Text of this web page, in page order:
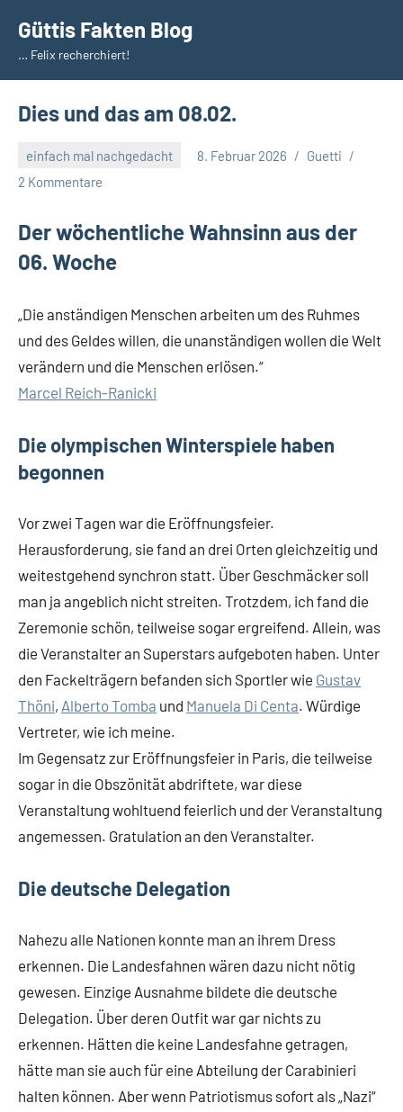
Inhalt
springen
Güttis Fakten Blog
… Felix recherchiert!
Dies und das am 08.02.
einfach mal nachgedacht 8. Februar 2026
Guetti
2 Kommentare
Der wöchentliche Wahnsinn aus der
06. Woche
„Die anständigen Menschen arbeiten um des Ruhmes
und des Geldes willen, die unanständigen wollen die Welt
verändern und die Menschen erlösen.“
Marcel Reich-Ranicki
Die olympischen Winterspiele haben
begonnen
Vor zwei Tagen war die Eröffnungsfeier.
Herausforderung, sie fand an drei Orten gleichzeitig und
weitestgehend synchron statt. Über Geschmäcker soll
man ja angeblich nicht streiten. Trotzdem, ich fand die
Zeremonie schön, teilweise sogar ergreifend. Allein, was
die Veranstalter an Superstars aufgeboten haben. Unter
den Fackelträgern befanden sich Sportler wie Gustav
Thöni, Alberto Tomba und Manuela Di Centa. Würdige
Vertreter, wie ich meine.
Im Gegensatz zur Eröffnungsfeier in Paris, die teilweise
sogar in die Obszönität abdriftete, war diese
Veranstaltung wohltuend feierlich und der Veranstaltung
angemessen. Gratulation an den Veranstalter.
Die deutsche Delegation
Nahezu alle Nationen konnte man an ihrem Dress
erkennen. Die Landesfahnen wären dazu nicht nötig
gewesen. Einzige Ausnahme bildete die deutsche
Delegation. Über deren Outfit war gar nichts zu
erkennen. Hätten die keine Landesfahne getragen,
hätte man sie auch für eine Abteilung der Carabinieri
halten können. Aber wenn Patriotismus sofort als „Nazi“